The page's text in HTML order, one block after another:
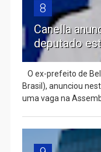
8
Canella
deputado
O ex-prefeito de
Brasil), anunciou
uma vaga na